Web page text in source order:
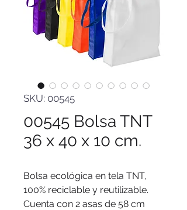
SKU: 00545
00545 Bolsa TNT
36 x 40 x 10 cm.
Bolsa ecológica en tela TNT,
100% reciclable y reutilizable.
Cuenta con 2 asas de 58 cm